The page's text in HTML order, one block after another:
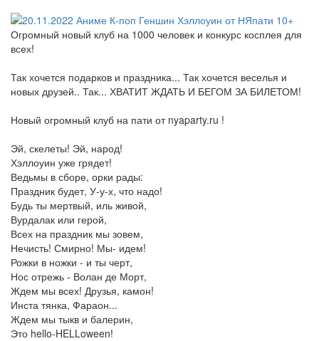
Огромный новый клуб на 1000 человек и конкурс косплея для
всех!
Так хочется подарков и праздника... Так хочется веселья и
новых друзей.. Так... ХВАТИТ ЖДАТЬ И БЕГОМ ЗА БИЛЕТОМ!
Новый огромный клуб на пати от nyaparty.ru !
Эй, скелеты! Эй, народ!
Хэллоуин уже грядет!
Ведьмы в сборе, орки рады:
Праздник будет, У-у-х, что надо!
Будь ты мертвый, иль живой,
Вурдалак или герой,
Всех на праздник мы зовем,
Нечисть! Смирно! Мы- идем!
Рожки в ножки - и ты черт,
Нос отрежь - Волан де Морт,
Ждем мы всех! Друзья, камон!
Инста тянка, Фараон...
Ждем мы тыкв и балерин,
Это hello-HELLoween!